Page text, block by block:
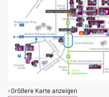
Größere Karte anzeigen